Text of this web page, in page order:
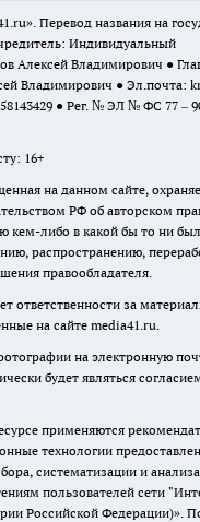
Перевод названия на
Индивидуальный
Алексей Владимирович ●
Владимирович ● Эл.почта:
● Рег. № ЭЛ № ФС 77 –
16+
на данном сайте,
РФ об авторском
кем-либо в какой бы то ни
распространению,
правообладателя.
ответственности за
на сайте media41.ru.
на электронную
будет являться
применяются
технологии
систематизации и
пользователей сети
Российской Федерации)».